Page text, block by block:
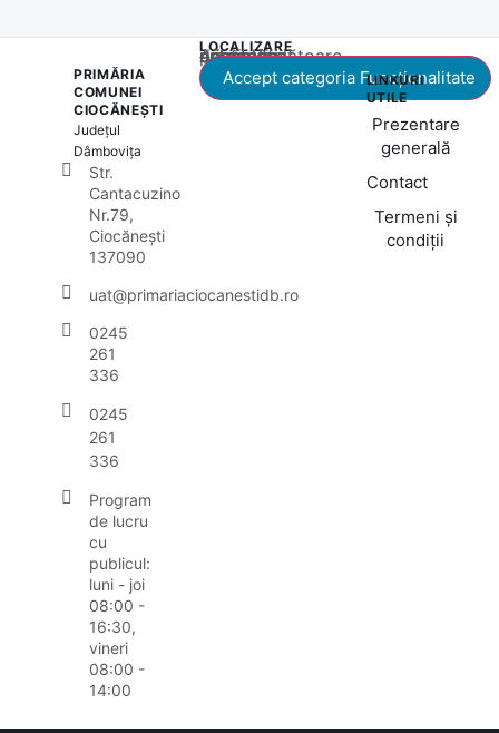
PRIMĂRIA
COMUNEI
CIOCĂNEȘTI
Județul
Dâmbovița
Str.
Cantacuzino
Nr.79,
Ciocănești
137090
uat@primariaciocanestidb.ro
0245
261
336
0245
261
336
Program
de lucru
cu
publicul:
luni - joi
08:00 -
16:30,
vineri
08:00 -
14:00
LOCALIZARE
Acest conținut este blocat până când acceptați categoria corespunzătoare de cookie-uri.
Accept categoria Funcționalitate
LINKURI
UTILE
Prezentare
generală
Contact
Termeni și
condiții